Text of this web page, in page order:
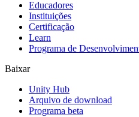
Jogos XR
Lance jogos XR em várias
Jogos com multijogador
Educadores
Instituições
Certificação
Learn
Programa de
Baixar
Unity Hub
Arquivo de download
Programa beta